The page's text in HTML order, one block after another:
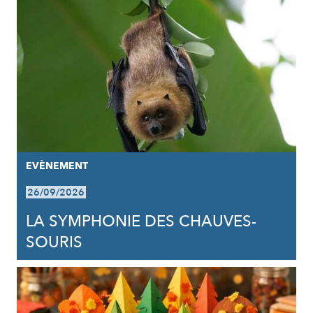
EVÈNEMENT
26/09/2026
LA SYMPHONIE DES CHAUVES-
SOURIS